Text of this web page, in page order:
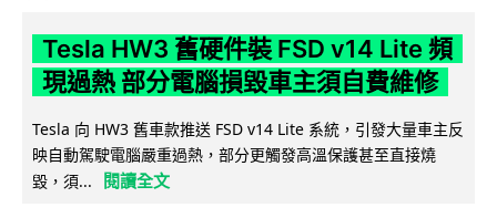
Tesla HW3 舊硬件裝 FSD v14 Lite 頻
現過熱 部分電腦損毀車主須自費維修
Tesla 向 HW3 舊車款推送 FSD v14 Lite 系統，引發大量車主反
映自動駕駛電腦嚴重過熱，部分更觸發高溫保護甚至直接燒
毀，須...
閱讀全文